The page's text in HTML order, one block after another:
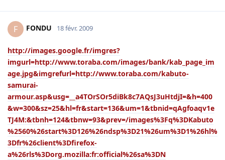
F FONDU 18 févr. 2009
http://images.google.fr/imgres?
imgurl=http://www.toraba.com/images/bank/kab_page_im
age.jpg&imgrefurl=http://www.toraba.com/kabuto-
samurai-
armour.asp&usg=__a4TOrSOr5diBk8c7AQsJ3uHtdjI=&h=400
&w=300&sz=25&hl=fr&start=136&um=1&tbnid=qAgfoaqv1e
TJ4M:&tbnh=124&tbnw=93&prev=/images%3Fq%3DKabuto
%2560%26start%3D126%26ndsp%3D21%26um%3D1%26hl%
3Dfr%26client%3Dfirefox-
a%26rls%3Dorg.mozilla:fr:official%26sa%3DN